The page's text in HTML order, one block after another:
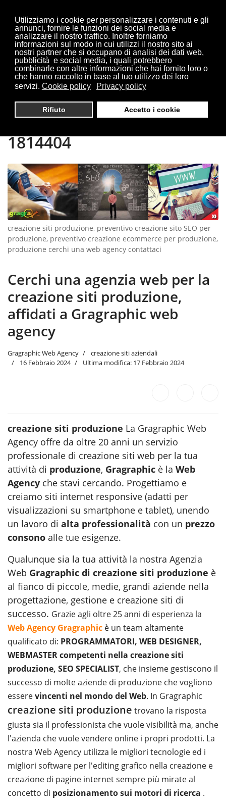
Utilizziamo i cookie per personalizzare i contenuti e gli
annunci, fornire le funzioni dei social media e
analizzare il nostro traffico. Inoltre forniamo
informazioni sul modo in cui utilizzi il nostro sito ai
nostri partner che si occupano di analisi dei dati web,
pubblicità e social media, i quali potrebbero
combinarle con altre informazioni che hai fornito loro o
che hanno raccolto in base al tuo utilizzo dei loro
servizi. Cookie policy Privacy policy
Rifiuto Accetto i cookie
Sei qui:Home siti produzione
CREAZIONE SITI
PRODUZIONE | TEL 0321
1814404
creazione siti produzione, preventivo creazione sito SEO per
produzione, preventivo creazione ecommerce per produzione,
produzione cerchi una web agency contattaci
Cerchi una agenzia web per la
creazione siti produzione,
affidati a Gragraphic web
agency
Gragraphic Web Agency
creazione siti aziendali
16 Febbraio 2024
Ultima modifica: 17 Febbraio 2024
creazione siti produzione La Gragraphic Web
Agency offre da oltre 20 anni un servizio
professionale di creazione siti web per la tua
attività di produzione, Gragraphic è la Web
Agency che stavi cercando. Progettiamo e
creiamo siti internet responsive (adatti per
visualizzazioni su smartphone e tablet), unendo
un lavoro di alta professionalità con un prezzo
consono alle tue esigenze.
Qualunque sia la tua attività la nostra Agenzia
Web Gragraphic di creazione siti produzione è
al fianco di piccole, medie, grandi aziende nella
progettazione, gestione e creazione siti di
successo. Grazie agli oltre 25 anni di esperienza la
Web Agency Gragraphic è un team altamente
qualificato di: PROGRAMMATORI, WEB DESIGNER,
WEBMASTER competenti nella creazione siti
produzione, SEO SPECIALIST, che insieme gestiscono il
successo di molte aziende di produzione che vogliono
esserevincenti nel mondo del Web. In Gragraphic
creazione siti produzione trovano la risposta
giusta sia il professionista che vuole visibilità ma, anche
l'azienda che vuole vendere online i propri prodotti. La
nostra Web Agency utilizza le migliori tecnologie ed i
migliori software per l'editing grafico nella creazione e
creazione di pagine internet sempre più mirate al
concetto di posizionamento sui motori di ricerca .